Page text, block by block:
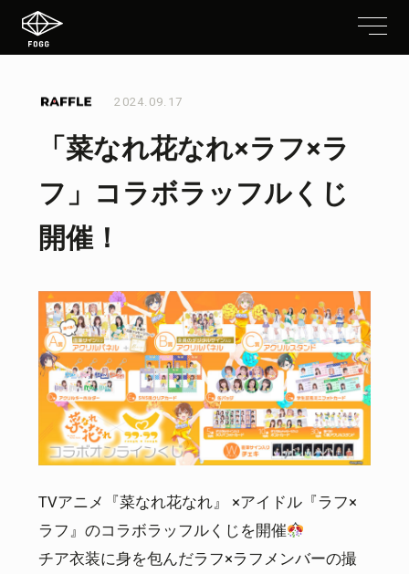
2024.09.17
「菜なれ花なれ×ラフ×ラ
フ」コラボラッフルくじ
開催！
TVアニメ『菜なれ花なれ』 ×アイドル『ラフ×
ラフ』のコラボラッフルくじを開催
チア衣装に身を包んだラフ×ラフメンバーの撮